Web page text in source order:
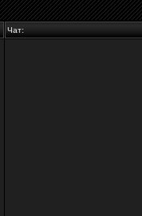
Чат: